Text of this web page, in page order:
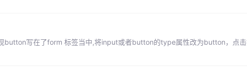
button写在了form 标签当中,将input或者button的type属性改为button，点